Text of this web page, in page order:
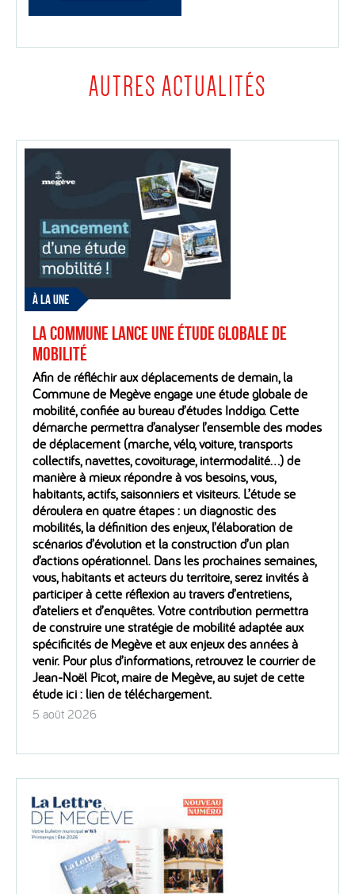
AUTRES ACTUALITÉS
À LA UNE
La Commune lance une étude globale de
mobilité
Afin de réfléchir aux déplacements de demain, la
Commune de Megève engage une étude globale de
mobilité, confiée au bureau d’études Inddigo. Cette
démarche permettra d’analyser l’ensemble des modes
de déplacement (marche, vélo, voiture, transports
collectifs, navettes, covoiturage, intermodalité…) de
manière à mieux répondre à vos besoins, vous,
habitants, actifs, saisonniers et visiteurs. L’étude se
déroulera en quatre étapes : un diagnostic des
mobilités, la définition des enjeux, l’élaboration de
scénarios d’évolution et la construction d’un plan
d’actions opérationnel. Dans les prochaines semaines,
vous, habitants et acteurs du territoire, serez invités à
participer à cette réflexion au travers d’entretiens,
d’ateliers et d’enquêtes. Votre contribution permettra
de construire une stratégie de mobilité adaptée aux
spécificités de Megève et aux enjeux des années à
venir. Pour plus d’informations, retrouvez le courrier de
Jean-Noël Picot, maire de Megève, au sujet de cette
étude ici : lien de téléchargement.
5 août 2026